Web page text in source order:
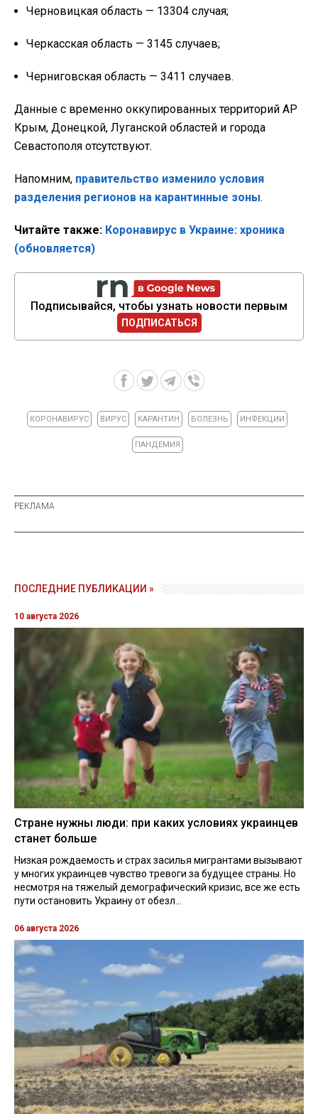
Черновицкая область — 13304 случая;
Черкасская область — 3145 случаев;
Черниговская область — 3411 случаев.
Данные с временно оккупированных территорий АР
Крым, Донецкой, Луганской областей и города
Севастополя отсутствуют.
Напомним, правительство изменило условия
разделения регионов на карантинные зоны.
Читайте также: Коронавирус в Украине: хроника
(обновляется)
Подписывайся, чтобы узнать новости первым
ПОДПИСАТЬСЯ
КОРОНАВИРУС ВИРУС КАРАНТИН БОЛЕЗНЬ ИНФЕКЦИИ
ПАНДЕМИЯ
ПОСЛЕДНИЕ ПУБЛИКАЦИИ »
10 августа 2026
Стране нужны люди: при каких условиях украинцев
станет больше
Низкая рождаемость и страх засилья мигрантами вызывают
у многих украинцев чувство тревоги за будущее страны. Но
несмотря на тяжелый демографический кризис, все же есть
пути остановить Украину от обезл...
06 августа 2026